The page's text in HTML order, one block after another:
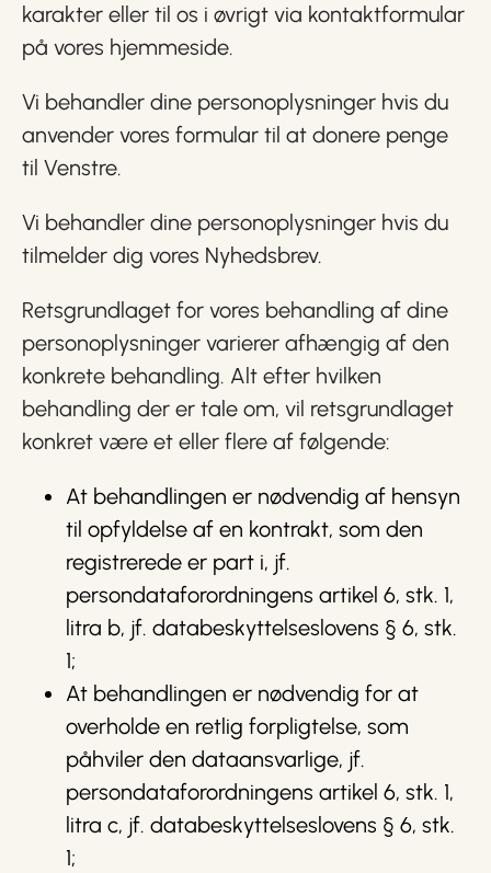
karakter eller til os i øvrigt via kontaktformular
på vores hjemmeside.
Vi behandler dine personoplysninger hvis du
anvender vores formular til at donere penge
til Venstre.
Vi behandler dine personoplysninger hvis du
tilmelder dig vores Nyhedsbrev.
Retsgrundlaget for vores behandling af dine
personoplysninger varierer afhængig af den
konkrete behandling. Alt efter hvilken
behandling der er tale om, vil retsgrundlaget
konkret være et eller flere af følgende:
At behandlingen er nødvendig af hensyn
til opfyldelse af en kontrakt, som den
registrerede er part i, jf.
persondataforordningens artikel 6, stk. 1,
litra b, jf. databeskyttelseslovens § 6, stk.
1;
At behandlingen er nødvendig for at
overholde en retlig forpligtelse, som
påhviler den dataansvarlige, jf.
persondataforordningens artikel 6, stk. 1,
litra c, jf. databeskyttelseslovens § 6, stk.
1;